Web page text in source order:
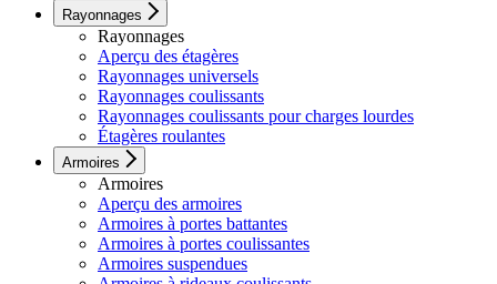
Rayonnages
Rayonnages
Aperçu des étagères
Rayonnages universels
Rayonnages coulissants
Rayonnages coulissants pour charges lourdes
Étagères roulantes
Armoires
Armoires
Aperçu des armoires
Armoires à portes battantes
Armoires à portes coulissantes
Armoires suspendues